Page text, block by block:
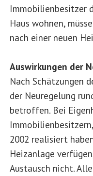
Immobilienbesitzer
Haus wohnen,
nach einer neuen
Auswirkungen der
Nach Schätzungen
der Neuregelung
betroffen. Bei
2002 realisiert
Heizanlage
Austausch nicht.